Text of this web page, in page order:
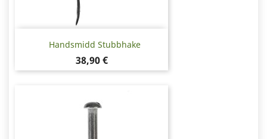
Handsmidd Stubbhake
Pris
38,90 €